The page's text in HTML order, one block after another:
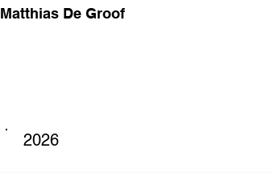
2026
Matthias De Groof